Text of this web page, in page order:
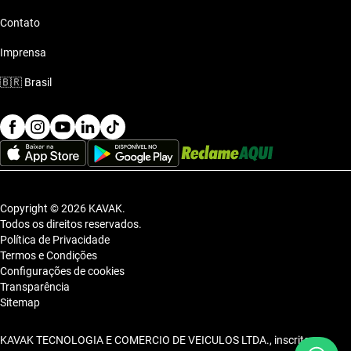
Contato
Imprensa
🇧🇷 Brasil
Copyright © 2026 KAVAK.
Todos os direitos reservados.
Política de Privacidade
Termos e Condições
Configurações de cookies
Transparência
Sitemap
KAVAK TECNOLOGIA E COMERCIO DE VEICULOS LTDA., inscrita no